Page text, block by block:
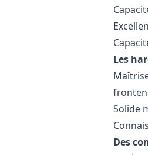
Les
Solide
Des